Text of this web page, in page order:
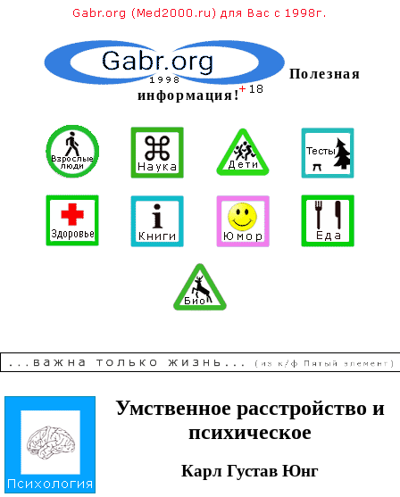
Полезная
информация!
Умственное расстройство и
психическое
Карл Густав Юнг